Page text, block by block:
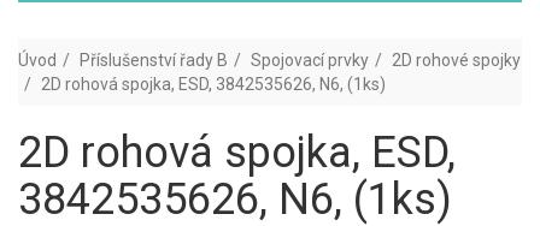
Úvod Příslušenství řady B Spojovací prvky
2D rohové spojky
2D rohová spojka, ESD, 3842535626, N6, (1ks)
2D rohová spojka, ESD,
3842535626, N6, (1ks)